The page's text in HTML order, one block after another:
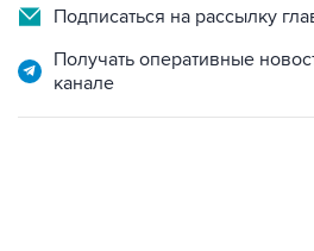
Подписаться на рассылку
Получать оперативные
канале